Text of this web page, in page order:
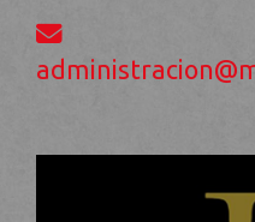
administracion